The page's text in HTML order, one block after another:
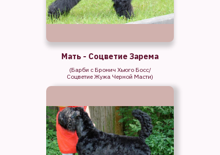
(Барби с Бронич Хьюго Босс/
Соцветие Жужа Черной Масти)
Мать - Соцветие Зарема